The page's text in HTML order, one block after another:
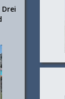
Drei